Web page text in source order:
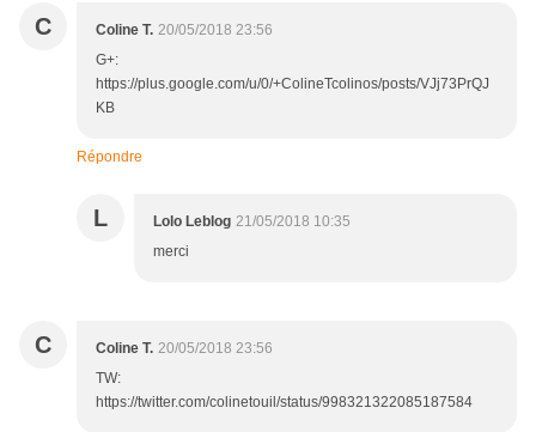
C Coline T. 20/05/2018 23:56
G+:
https://plus.google.com/u/0/+ColineTcolinos/posts/VJj73PrQJ
KB
Répondre
L Lolo Leblog 21/05/2018 10:35
merci
C Coline T. 20/05/2018 23:56
TW:
https://twitter.com/colinetouil/status/998321322085187584